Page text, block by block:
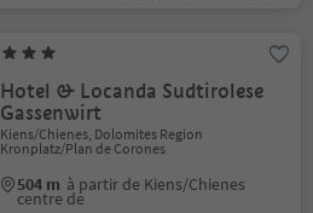
Hotel & Locanda Sudtirolese
Gassenwirt
Kiens/Chienes, Dolomites Region
Kronplatz/Plan de Corones
504 m à partir de Kiens/Chienes
centre de